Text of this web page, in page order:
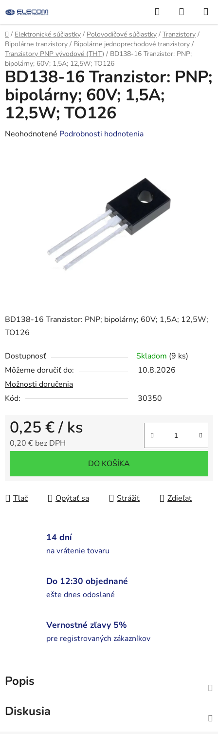
na
obsah
Hľadať
KOŠÍK
Domov
/ Elektronické súčiastky / Polovodičové súčiastky / Tranzistory /
Bipolárne tranzistory / Bipolárne jednoprechodové tranzistory /
Tranzistory PNP vývodové (THT) / BD138-16 Tranzistor: PNP;
bipolárny; 60V; 1,5A; 12,5W; TO126
BD138-16 Tranzistor: PNP; bipolárny; 60V; 1,5A; 12,5W;
TO126
Dostupnosť Skladom (9 ks)
Môžeme doručiť do:
10.8.2026
Možnosti doručenia
Kód:
30350
0,25 €/ ks
0,20 € bez DPH
DO KOŠÍKA
Tlač Opýtať sa Strážiť Zdieľať
BD138-16 Tranzistor: PNP;
bipolárny; 60V; 1,5A;
12,5W; TO126
Priemerné
Neohodnotené Podrobnosti hodnotenia
14 dní
na vrátenie tovaru
Do 12:30 objednané
ešte dnes odoslané
Vernostné zľavy 5%
pre registrovaných zákazníkov
Popis
Diskusia